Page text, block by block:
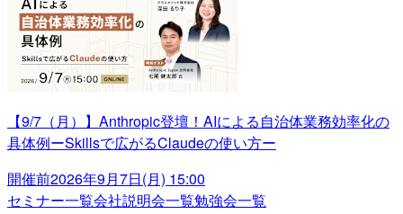
【9/7（月）】Anthropic登壇！AIによる自治体業務効率化の
具体例ーSkillsで広がるClaudeの使い方ー
開催前2026年9月7日(月) 15:00
セミナー一覧会社説明会一覧勉強会一覧